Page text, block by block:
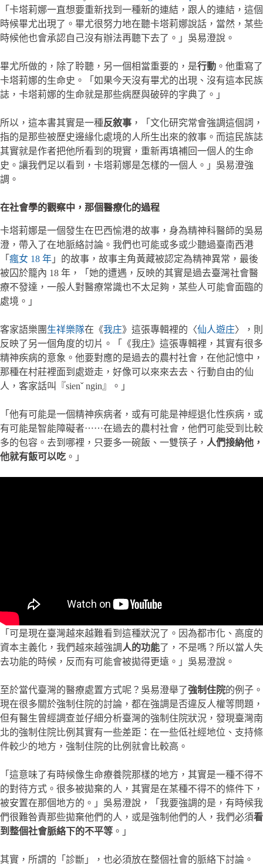
「卡塔莉娜一直想要重新找到一種新的連結，跟人的連結，這個
時候畢尤出現了。畢尤很努力地在聽卡塔莉娜說話，當然，某些
時候他也會承認自己沒有辦法再聽下去了。」吳易澄說。
畢尤所做的，除了聆聽，另一個相當重要的，是行動 。他重寫了
卡塔莉娜的生命史。「如果今天沒有畢尤的出現、沒有這本民族
誌，卡塔莉娜的生命就是那些病歷與破碎的字典了。」
所以，這本書其實是一種反敘事 ，「文化研究常會強調這個詞，
指的是那些被歷史邊緣化處境的人所生出來的敘事。而這民族誌
其實就是作者把他所看到的現實，重新再填補回一個人的生命
史。讓我們足以看到，卡塔莉娜是怎樣的一個人。」吳易澄強
調。
在社會學的觀察中，那個醫療化的過程
卡塔莉娜是一個發生在巴西愉港的故事，身為精神科醫師的吳易
澄，帶入了在地脈絡討論。我們也可能或多或少聽過臺南西港
「 瘋女 18 年 」的故事，故事主角黃藏被認定為精神異常，最後
被囚於籠內 18 年，「她的遭遇，反映的其實是過去臺灣社會醫
療不發達，一般人對醫療常識也不太足夠，某些人可能會面臨的
處境。」
客家語樂團 生祥樂隊在《我庄》這張專輯裡的〈仙人遊庄〉，則
反映了另一個角度的切片。「《我庄》這張專輯裡，其實有很多
精神疾病的意象。他要對應的是過去的農村社會，在他記憶中，
那種在村莊裡面到處遊走，好像可以來來去去、行動自由的仙
人，客家話叫『sienˇ ngin』。」
「他有可能是一個精神疾病者，或有可能是神經退化性疾病，或
有可能是智能障礙者⋯⋯在過去的農村社會，他們可能受到比較
多的包容。去到哪裡，只要多一碗飯、一雙筷子， 人們接納他，
他就有飯可以吃 。」
「可是現在臺灣越來越難看到這種狀況了。因為都市化、高度的
資本主義化，我們越來越強調 人的功能了，不是嗎？所以當人失
去功能的時候，反而有可能會被拋得更遠。」吳易澄說。
至於當代臺灣的醫療處置方式呢？吳易澄舉了強制住院的例子。
現在很多關於強制住院的討論，都在強調是否違反人權等問題，
但有醫生曾經調查並仔細分析臺灣的強制住院狀況，發現臺灣南
北的強制住院比例其實有一些差距：在一些低社經地位、支持條
件較少的地方，強制住院的比例就會比較高。
「這意味了有時候像生命療養院那樣的地方，其實是一種不得不
的對待方式。很多被拋棄的人，其實是在某種不得不的條件下，
被安置在那個地方的。」吳易澄說，「我要強調的是，有時候我
們很難咎責那些拋棄他們的人，或是強制他們的人，我們必須看
到整個社會脈絡下的不平等 。」
其實，所謂的「診斷」，也必須放在整個社會的脈絡下討論。